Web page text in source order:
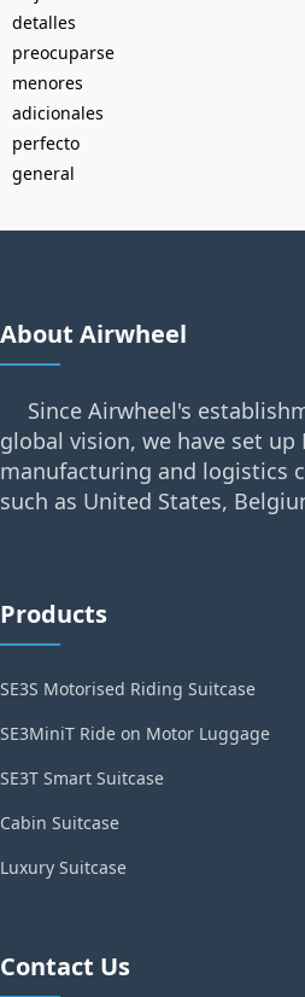
detalles
preocuparse
menores
adicionales
perfecto
general
About Airwheel
Since Airwheel's
global vision, we have set up
manufacturing and logistics
such as United States,
Products
SE3S Motorised Riding Suitcase
SE3MiniT Ride on Motor Luggage
SE3T Smart Suitcase
Cabin Suitcase
Luxury Suitcase
Contact Us